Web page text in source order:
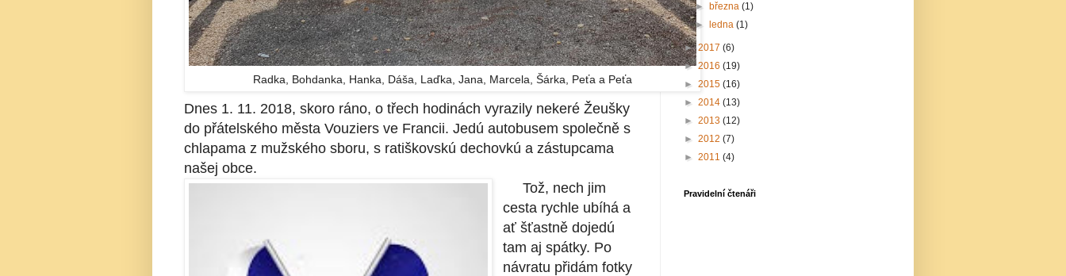
Radka, Bohdanka, Hanka, Dáša, Laďka, Jana, Marcela, Šárka, Peťa a Peťa
Dnes 1. 11. 2018, skoro ráno, o třech hodinách vyrazily nekeré Žeušky
do přátelského města Vouziers ve Francii. Jedú autobusem společně s
chlapama z mužského sboru, s ratiškovskú dechovkú a zástupcama
našej obce.
Tož, nech jim
cesta rychle ubíhá a
ať šťastně dojedú
tam aj spátky. Po
návratu přidám fotky
► března(1)
►
ledna(1)
►2017 (6)
►2016 (19)
► 2015 (16)
► 2014 (13)
► 2013 (12)
► 2012 (7)
► 2011 (4)
Pravidelní čtenáři